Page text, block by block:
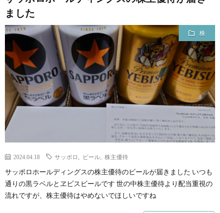
ました
株
2024.04.18 サッポロ ビール 株主優待
サッポロホールディングスの株主優待のビールが届きました いつも
通りの黒ラベルとヱビスビールです 世の中株主優待より配当重視の
流れですが、株主優待はやめないでほしいですね